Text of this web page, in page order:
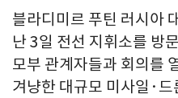
블라디미르 푸틴 러시아
난 3일 전선 지휘소를 방
모부 관계자들과 회의를
겨냥한 대규모 미사일·드